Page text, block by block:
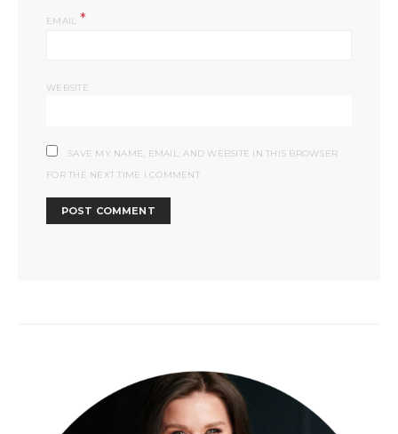
EMAIL *
WEBSITE
SAVE MY NAME, EMAIL, AND WEBSITE IN THIS BROWSER
FOR THE NEXT TIME I COMMENT.